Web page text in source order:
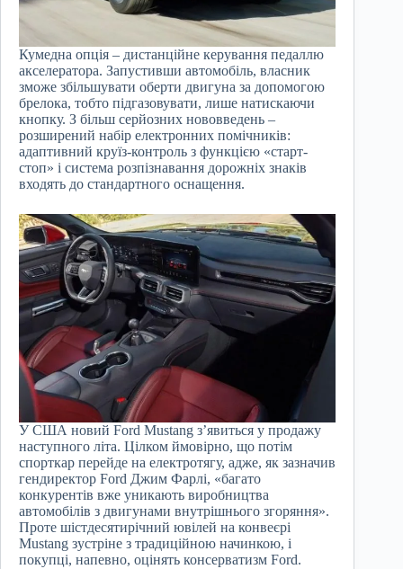
Кумедна опція – дистанційне керування педаллю
акселератора. Запустивши автомобіль, власник
зможе збільшувати оберти двигуна за допомогою
брелока, тобто підгазовувати, лише натискаючи
кнопку. З більш серйозних нововведень –
розширений набір електронних помічників:
адаптивний круїз-контроль з функцією «старт-
стоп» і система розпізнавання дорожніх знаків
входять до стандартного оснащення.
У США новий Ford Mustang з’явиться у продажу
наступного літа. Цілком ймовірно, що потім
спорткар перейде на електротягу, адже, як зазначив
гендиректор Ford Джим Фарлі, «багато
конкурентів вже уникають виробництва
автомобілів з двигунами внутрішнього згоряння».
Проте шістдесятирічний ювілей на конвеєрі
Mustang зустріне з традиційною начинкою, і
покупці, напевно, оцінять консерватизм Ford.